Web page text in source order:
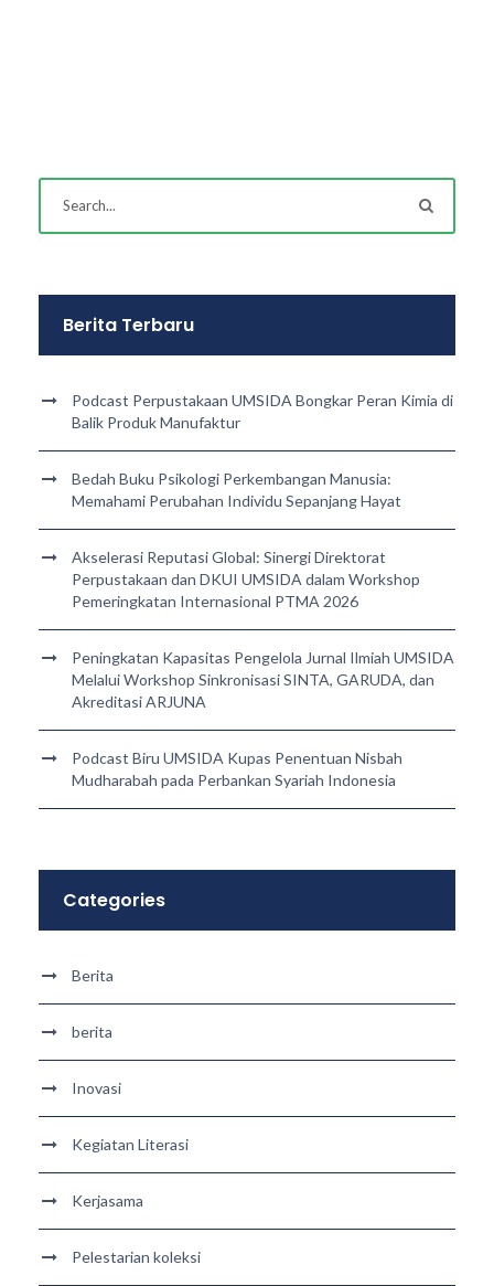
Berita Terbaru
Podcast Perpustakaan UMSIDA Bongkar Peran Kimia di
Balik Produk Manufaktur
Bedah Buku Psikologi Perkembangan Manusia:
Memahami Perubahan Individu Sepanjang Hayat
Akselerasi Reputasi Global: Sinergi Direktorat
Perpustakaan dan DKUI UMSIDA dalam Workshop
Pemeringkatan Internasional PTMA 2026
Peningkatan Kapasitas Pengelola Jurnal Ilmiah UMSIDA
Melalui Workshop Sinkronisasi SINTA, GARUDA, dan
Akreditasi ARJUNA
Podcast Biru UMSIDA Kupas Penentuan Nisbah
Mudharabah pada Perbankan Syariah Indonesia
Categories
Berita
berita
Inovasi
Kegiatan Literasi
Kerjasama
Pelestarian koleksi